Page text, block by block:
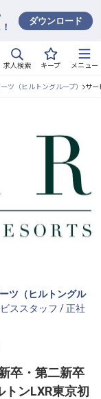
ダウンロード
求人検索 キープ メニュー
様へ
ツ（ヒルトングループ） サー
ツ（ヒルトングル
ススタッフ /正社
卒・第二新卒
トンLXR東京初